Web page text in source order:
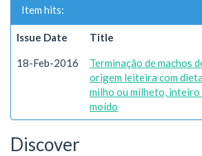
Item hits:
Issue Date Title
18-Feb-2016
Terminação de machos
origem leiteira com
milho ou milheto, inteiro
moído
Discover